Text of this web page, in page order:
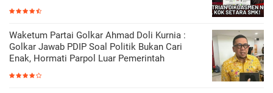
Waketum Partai Golkar Ahmad Doli Kurnia :
Golkar Jawab PDIP Soal Politik Bukan Cari
Enak, Hormati Parpol Luar Pemerintah